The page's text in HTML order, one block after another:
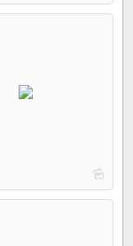
b